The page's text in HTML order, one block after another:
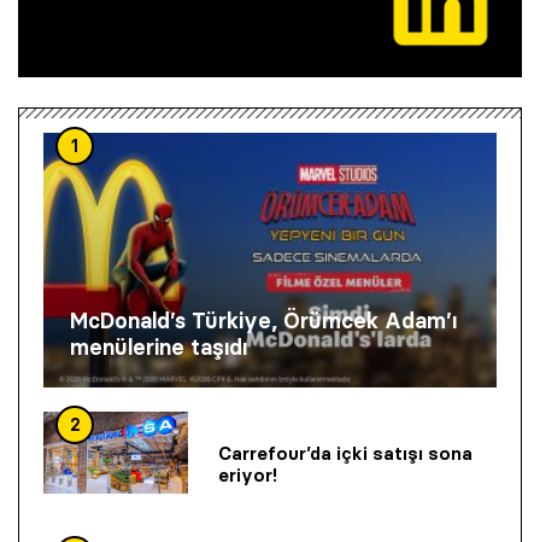
1
McDonald’s Türkiye, Örümcek Adam’ı
menülerine taşıdı
2
Carrefour’da içki satışı sona
eriyor!